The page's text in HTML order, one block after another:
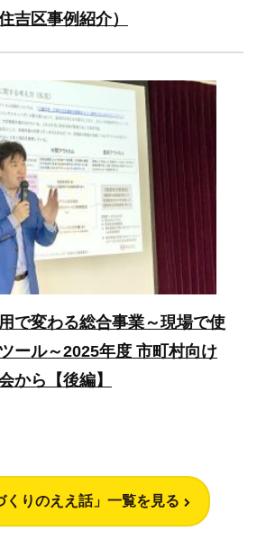
吉区事例紹介）
で変わる総合事業～現場で使
ール～2025年度 市町村向け
から【後編】
くりのええ話」一覧を見る